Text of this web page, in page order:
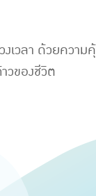
เวลา ด้วยควา
วของชีวิต